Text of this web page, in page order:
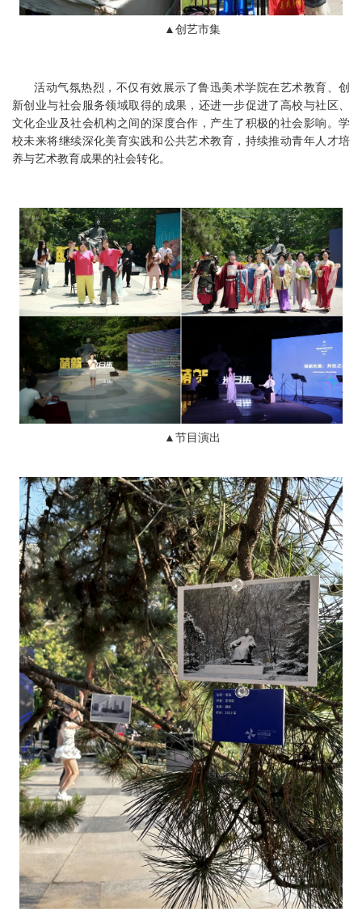
▲创艺市集
活动气氛热烈，不仅有效展示了鲁迅美术学院在艺术教育、创
新创业与社会服务领域取得的成果，还进一步促进了高校与社区、
文化企业及社会机构之间的深度合作，产生了积极的社会影响。学
校未来将继续深化美育实践和公共艺术教育，持续推动青年人才培
养与艺术教育成果的社会转化。
▲节目演出